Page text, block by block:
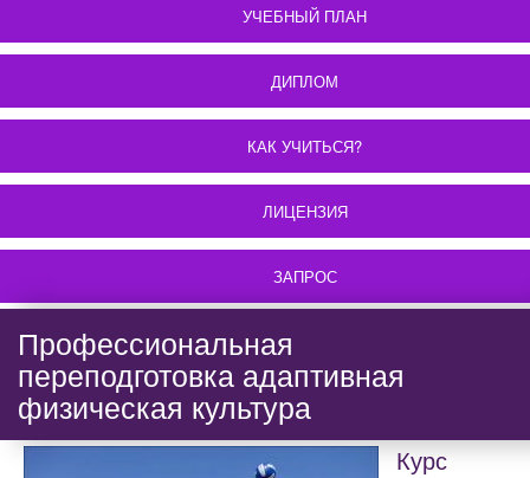
УЧЕБНЫЙ ПЛАН
ДИПЛОМ
КАК УЧИТЬСЯ?
ЛИЦЕНЗИЯ
ЗАПРОС
Профессиональная
переподготовка адаптивная
физическая культура
Курс